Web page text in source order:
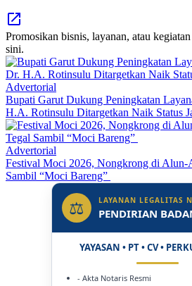
Promosikan bisnis, layanan, atau
sini.
Advertorial
Bupati Garut Dukung Peningkatan
H.A. Rotinsulu Ditargetkan Naik Status
Advertorial
Festival Moci 2026, Nongkrong di Alun-
Sambil “Moci Bareng”
⚖ LAYANAN LEGALITAS
PENDIRIAN
YAYASAN • PT • CV •
- Akta Notaris Resmi